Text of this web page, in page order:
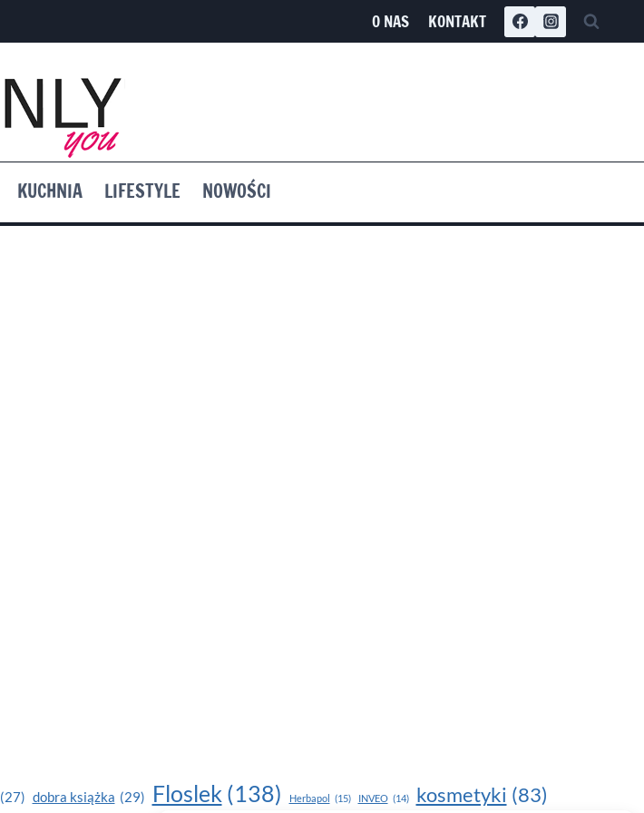
O NAS KONTAKT
KUCHNIA LIFESTYLE NOWOŚCI
(27) dobra książka (29) Floslek (138) Herbapol (15) INVEO (14) kosmetyki (83)